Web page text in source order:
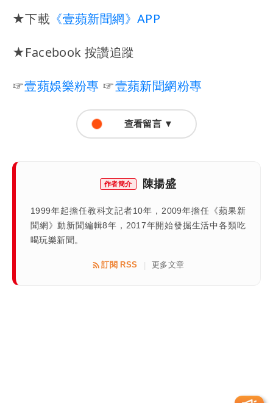
★下載 《壹蘋新聞網》APP
★Facebook 按讚追蹤
☞壹蘋娛樂粉專 ☞壹蘋新聞網粉專
查看留言 ▼
作者簡介 陳揚盛
1999年起擔任教科文記者10年，2009年擔任《蘋果新
聞網》動新聞編輯8年，2017年開始發掘生活中各類吃
喝玩樂新聞。
訂閱 RSS 更多文章